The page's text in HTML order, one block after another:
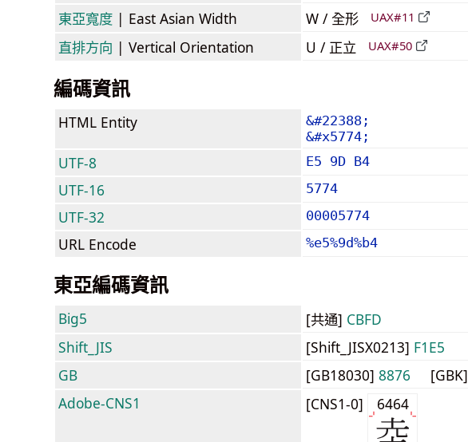
東亞寬度 | East Asian Width W / 全形 UAX#11
直排方向 | Vertical Orientation U / 正立 UAX#50
編碼資訊
HTML Entity
&#22388;
&#x5774;
UTF-8 E5 9D B4
UTF-16 5774
UTF-32 00005774
URL Encode %e5%9d%b4
東亞編碼資訊
Big5 [共通] CBFD
Shift_JIS
[Shift_JISX0213] F1E5
GB
[GB18030] 8876 [GBK]
Adobe-CNS1
[CNS1-0] 6464